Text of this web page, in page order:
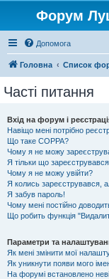
Форум
Допомога
Головна Список
Часті питання
Вхід на форум і
Навіщо мені потрібно
Що таке COPPA?
Чому я не можу
Я тільки що
Чому я не можу увійти?
Я колись зареєструвався,
Я забув пароль!
Чому мені постійно
Що робить функція
Параметри та
Як мені змінити мої
Як уникнути появи мого
На форумі встановлено